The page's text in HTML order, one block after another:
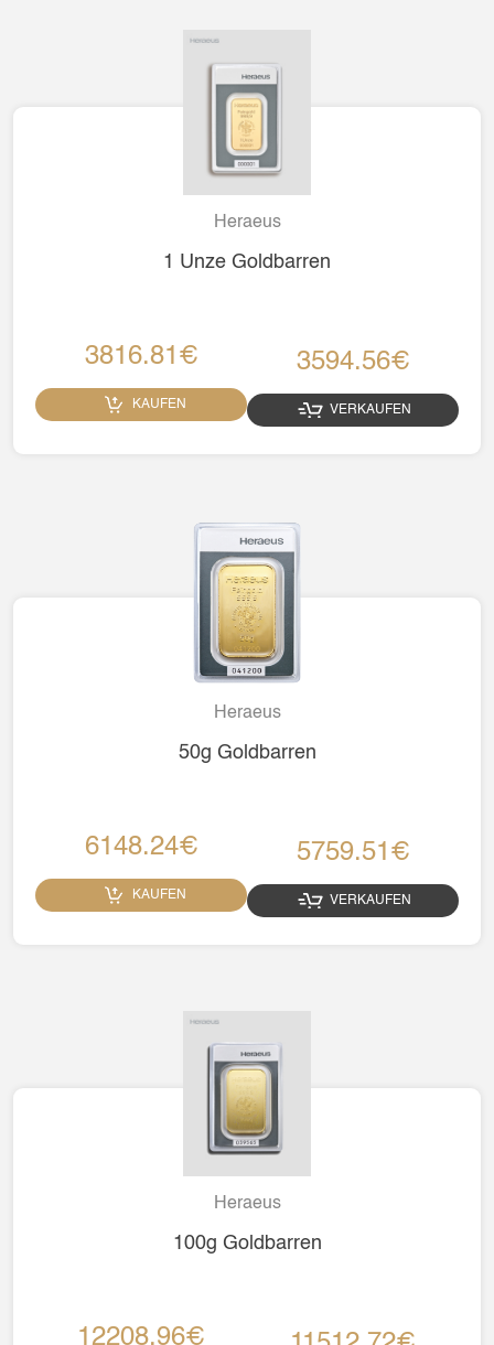
Heraeus
1 Unze Goldbarren
3816.81€
KAUFEN
3594.56€
VERKAUFEN
Heraeus
50g Goldbarren
6148.24€
KAUFEN
5759.51€
VERKAUFEN
Heraeus
100g Goldbarren
12208.96€